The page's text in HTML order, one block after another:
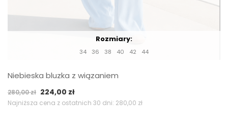
Rozmiary:
34 36 38 40 42 44
Niebieska bluzka z wiązaniem
280,00zł Pierwotna
cena
224,00 złAktualna
cena
Najniższa cena z ostatnich 30 dni: 280,00 zł